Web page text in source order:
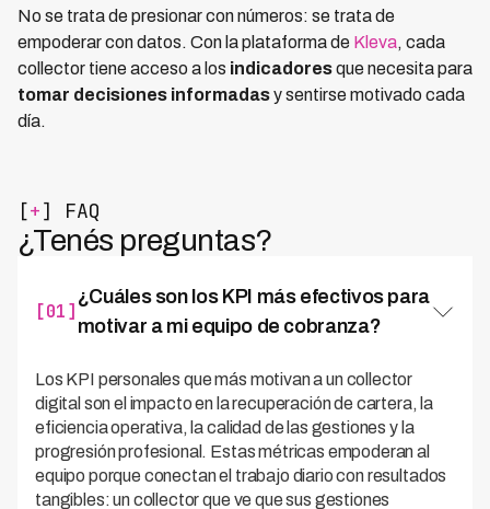
No se trata de presionar con números: se trata de
empoderar con datos. Con la plataforma de Kleva, cada
collector tiene acceso a los indicadoresque necesita para
tomar decisiones informadasy sentirse motivado cada
día.
[+] FAQ
¿Tenés preguntas?
[01]
¿Cuáles son los KPI más efectivos para
motivar a mi equipo de cobranza?
Los KPI personales que más motivan a un collector
digital son el impacto en la recuperación de cartera, la
eficiencia operativa, la calidad de las gestiones y la
progresión profesional. Estas métricas empoderan al
equipo porque conectan el trabajo diario con resultados
tangibles: un collector que ve que sus gestiones